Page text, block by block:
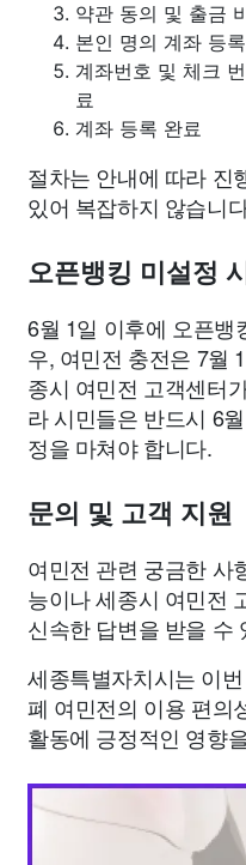
약관 동의 및 출금
본인 명의 계좌 등
계좌번호 및 체크
료
계좌 등록 완료
절차는 안내에 따라 진
있어 복잡하지 않습니
오픈뱅킹 미설정
6월 1일 이후에 오픈뱅
우, 여민전 충전은 7월
종시 여민전 고객센터
라 시민들은 반드시 6
정을 마쳐야 합니다.
문의 및 고객 지원
여민전 관련 궁금한 사
능이나 세종시 여민전
신속한 답변을 받을 수
세종특별자치시는 이
폐 여민전의 이용 편의
활동에 긍정적인 영향